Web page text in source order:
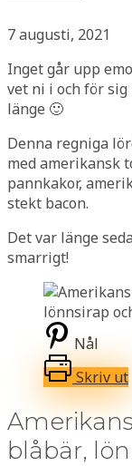
7 augusti, 2021
Inget går upp
vet ni i och för
länge 🙂
Denna regniga
med amerikansk
pannkakor,
stekt bacon.
Det var länge
smarrigt!
Nål
Skriv ut
blåbär,